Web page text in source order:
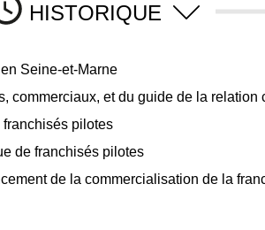
HISTORIQUE
Seine-et-Marne
commerciaux, et du guide de la relation
franchisés pilotes
de franchisés pilotes
de la commercialisation de la